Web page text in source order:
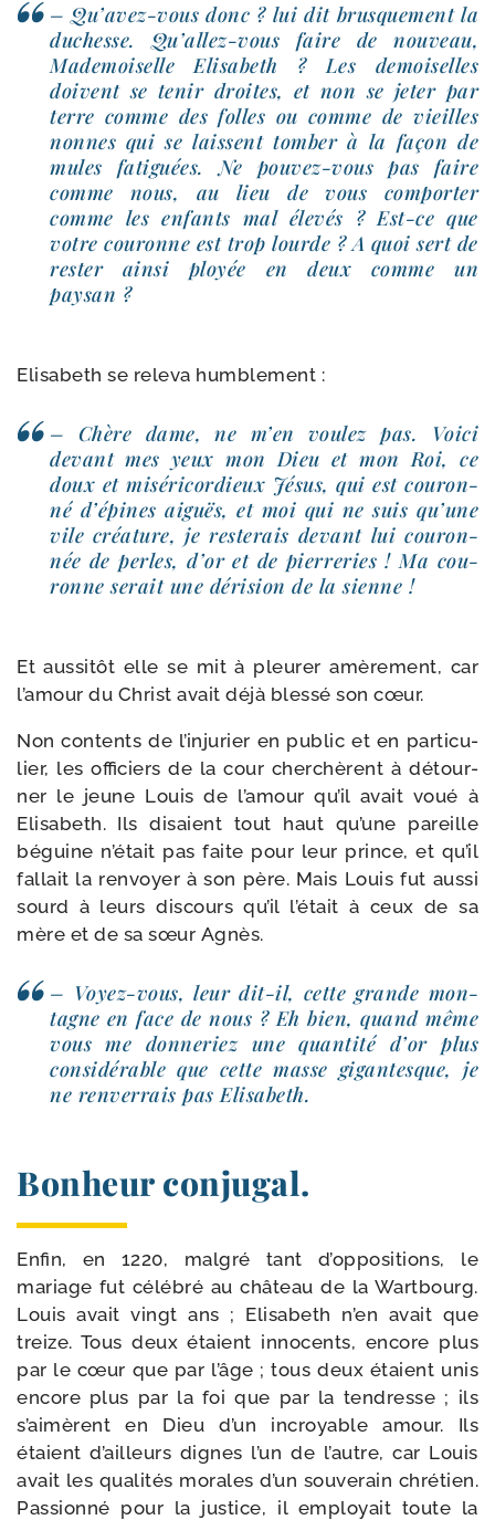
– Qu’avez-vous donc ? lui dit brus­que­ment la
duchesse. Qu’allez-vous faire de nou­veau,
Mademoiselle Elisabeth ? Les demoi­selles
doivent se tenir droites, et non se jeter par
terre comme des folles ou comme de vieilles
nonnes qui se laissent tom­ber à la façon de
mules fati­guées. Ne pouvez-​vous pas faire
comme nous, au lieu de vous com­porter
comme les enfants mal éle­vés ? Est-​ce que
votre cou­ronne est trop lourde ? A quoi sert de
res­ter ain­si ployée en deux comme un
paysan ?
Elisabeth se rele­va humblement :
– Chère dame, ne m’en vou­lez pas. Voici
devant mes yeux mon Dieu et mon Roi, ce
doux et misé­ri­cor­dieux Jésus, qui est cou­ron­
né d’épines aiguës, et moi qui ne suis qu’une
vile créa­ture, je res­te­rais devant lui cou­ron­
née de perles, d’or et de pier­re­ries ! Ma cou­
ronne serait une déri­sion de la sienne !
Et aus­si­tôt elle se mit à pleu­rer amè­re­ment, car
l’amour du Christ avait déjà bles­sé son cœur.
Non contents de l’injurier en public et en par­ti­cu­
lier, les offi­ciers de la cour cher­chèrent à détour­
ner le jeune Louis de l’amour qu’il avait voué à
Elisabeth. Ils disaient tout haut qu’une pareille
béguine n’était pas faite pour leur prince, et qu’il
fal­lait la ren­voyer à son père. Mais Louis fut aus­si
sourd à leurs dis­cours qu’il l’était à ceux de sa
mère et de sa sœur Agnès.
– Voyez-​vous, leur dit-​il, cette grande mon­
tagne en face de nous ? Eh bien, quand même
vous me don­ne­riez une quan­ti­té d’or plus
con­sidérable que cette masse gigan­tesque, je
ne ren­ver­rais pas Elisabeth.
Bonheur conjugal.
Enfin, en 1220, mal­gré tant d’oppositions, le
mariage fut célé­bré au châ­teau de la Wartbourg.
Louis avait vingt ans ; Elisabeth n’en avait que
treize. Tous deux étaient inno­cents, encore plus
par le cœur que par l’âge ; tous deux étaient unis
encore plus par la foi que par la ten­dresse ; ils
s’aimèrent en Dieu d’un incroyable amour. Ils
étaient d’ailleurs dignes l’un de l’autre, car Louis
avait les qua­li­tés morales d’un sou­ve­rain chré­tien.
Passionné pour la jus­tice, il employait toute la